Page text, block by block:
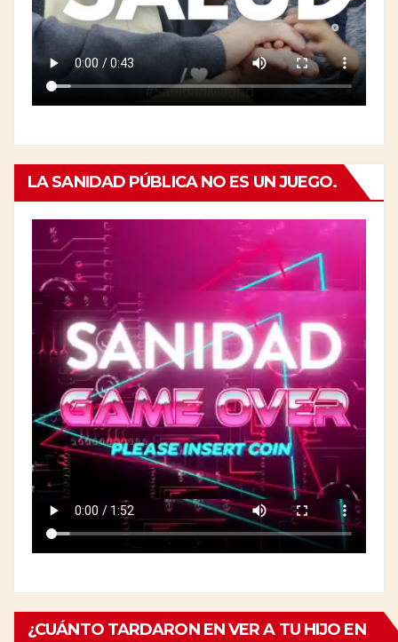
LA SANIDAD PÚBLICA NO ES UN JUEGO.
¿CUÁNTO TARDARON EN VER A TU HIJO EN